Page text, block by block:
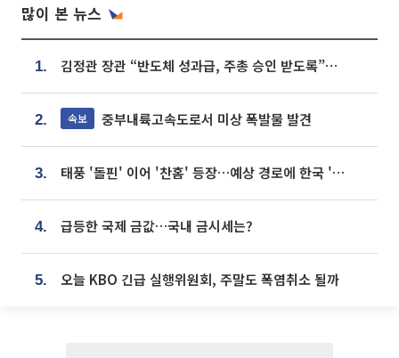
많이 본 뉴스
1. 김정관 장관 “반도체 성과급, 주총 승인 받도록”…상법·자본시장법 개정 시사
2. 속보 중부내륙고속도로서 미상 폭발물 발견
3. 태풍 '돌핀' 이어 '찬홈' 등장…예상 경로에 한국 '한숨'
4. 급등한 국제 금값…국내 금시세는?
5. 오늘 KBO 긴급 실행위원회, 주말도 폭염취소 될까